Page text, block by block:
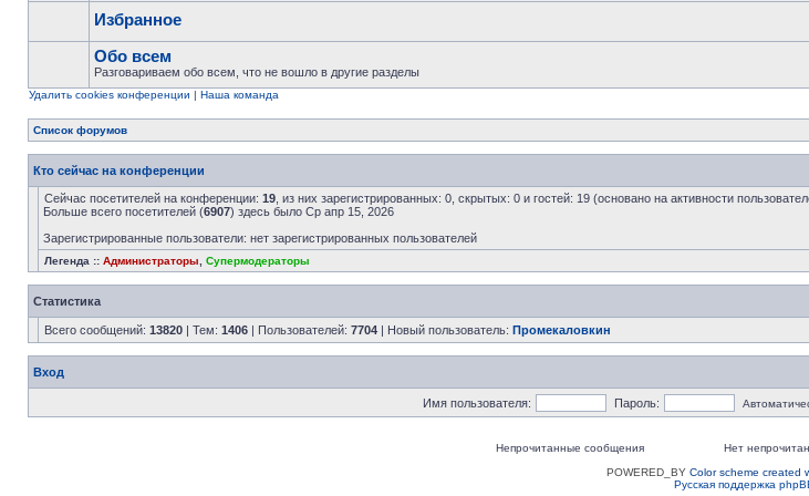
Избранное
Обо всем
Разговариваем обо всем, что не вошло в другие разделы
Удалить cookies конференции | Наша команда
Список форумов
Кто сейчас на конференции
Сейчас посетителей на конференции: 19 , из них зарегистрированных: 0, скрытых: 0 и гостей: 19 (основано на активности
Больше всего посетителей (6907) здесь было Ср апр 15, 2026
Зарегистрированные пользователи: нет зарегистрированных пользователей
Легенда :: Администраторы Супермодераторы
Статистика
Всего сообщений: 13820 | Тем: 1406 | Пользователей: 7704 | Новый пользователь: Промекаловкин
Вход
Имя пользователя: Пароль:
Непрочитанные сообщения Нет
POWERED_BY Color scheme created
Русская поддержка